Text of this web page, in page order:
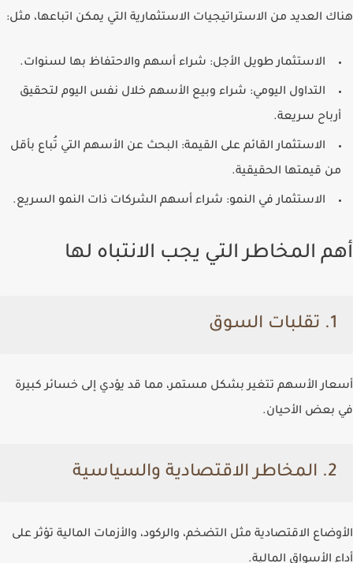
هناك العديد من الاستراتيجيات الاستثمارية التي يمكن اتباعها، مثل:
الاستثمار طويل الأجل: شراء أسهم والاحتفاظ بها لسنوات.
التداول اليومي: شراء وبيع الأسهم خلال نفس اليوم لتحقيق
أرباح سريعة.
الاستثمار القائم على القيمة: البحث عن الأسهم التي تُباع بأقل
من قيمتها الحقيقية.
الاستثمار في النمو: شراء أسهم الشركات ذات النمو السريع.
أهم المخاطر التي يجب الانتباه لها
1. تقلبات السوق
أسعار الأسهم تتغير بشكل مستمر، مما قد يؤدي إلى خسائر كبيرة
في بعض الأحيان.
2. المخاطر الاقتصادية والسياسية
الأوضاع الاقتصادية مثل التضخم، والركود، والأزمات المالية تؤثر على
أداء الأسواق المالية.